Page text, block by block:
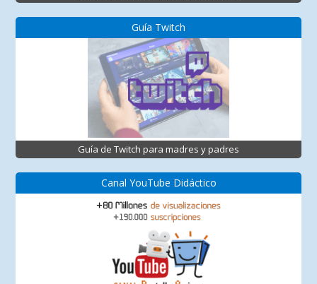
Guía Twitch
Guía de Twitch para madres y padres
Canal YouTube Didáctico